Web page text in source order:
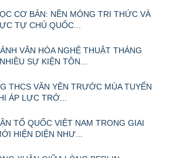
CƠ BẢN: NỀN MÓNG TRI THỨC VÀ
TỰ CHỦ QUỐC...
VĂN HÓA NGHỆ THUẬT THÁNG
SỰ KIỆN TÔN...
THCS VĂN YÊN TRƯỚC MÙA TUYỂN
ÁP LỰC TRỞ...
TỔ QUỐC VIỆT NAM TRONG GIAI
HIỆN DIỆN NHƯ...